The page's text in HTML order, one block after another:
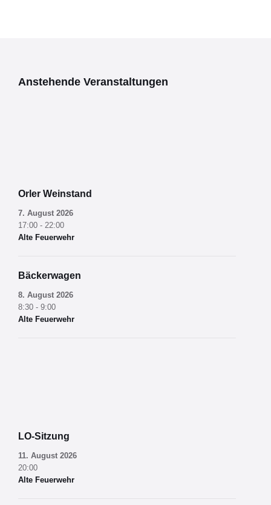
Anstehende Veranstaltungen
Orler Weinstand
7. August 2026
17:00 - 22:00
Alte Feuerwehr
Bäckerwagen
8. August 2026
8:30 - 9:00
Alte Feuerwehr
LO-Sitzung
11. August 2026
20:00
Alte Feuerwehr